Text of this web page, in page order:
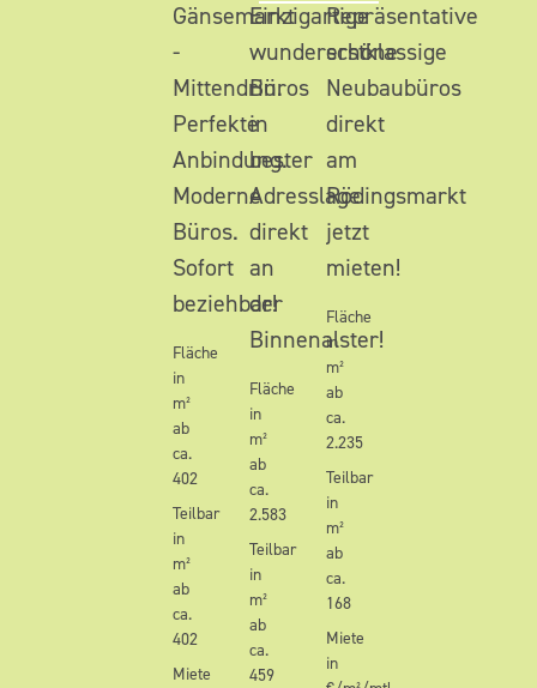
Gänsemarkt
-
Mittendrin.
Perfekte
Anbindung.
Moderne
Büros.
Sofort
beziehbar!
Fläche
in
m²
ab
ca.
402
Teilbar
in
m²
ab
ca.
402
Miete
Einzigartige
wunderschöne
Büros
in
bester
Adresslage
direkt
an
der
Binnenalster!
Fläche
in
m²
ab
ca.
2.583
Teilbar
in
m²
ab
ca.
459
Repräsentative
erstklassige
Neubaubüros
direkt
am
Rödingsmarkt
jetzt
mieten!
Fläche
in
m²
ab
ca.
2.235
Teilbar
in
m²
ab
ca.
168
Miete
in